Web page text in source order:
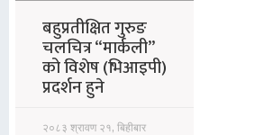
बहुप्रतीक्षित गुरुङ
चलचित्र “मार्कली”
को विशेष (भिआइपी)
प्रदर्शन हुने
२०८३ श्रावण २१, बिहीबार